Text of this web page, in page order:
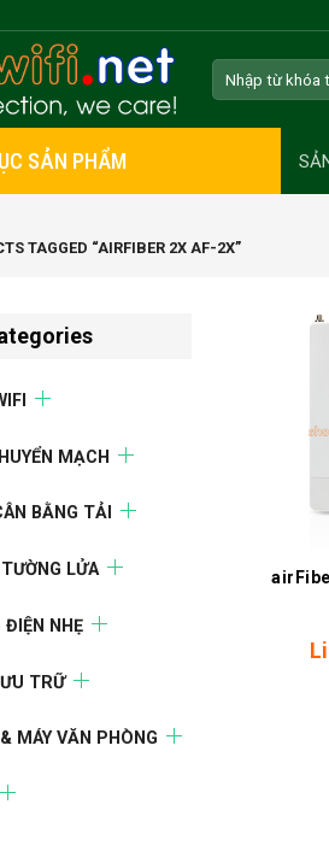
SẢN PHẨM
TAGGED “AIRFIBER 2X AF-2X”
MẠCH
BẰNG TẢI
LỬA
ĐIỆN NHẸ
TRỮ
MÁY VĂN PHÒNG